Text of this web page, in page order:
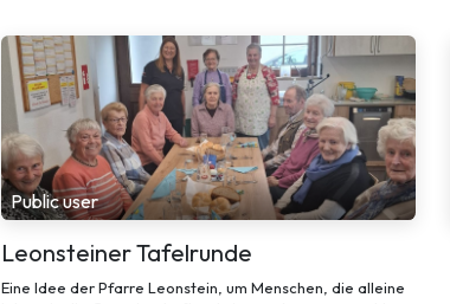
Public user
Leonsteiner Tafelrunde
Eine Idee der Pfarre Leonstein, um Menschen, die alleine